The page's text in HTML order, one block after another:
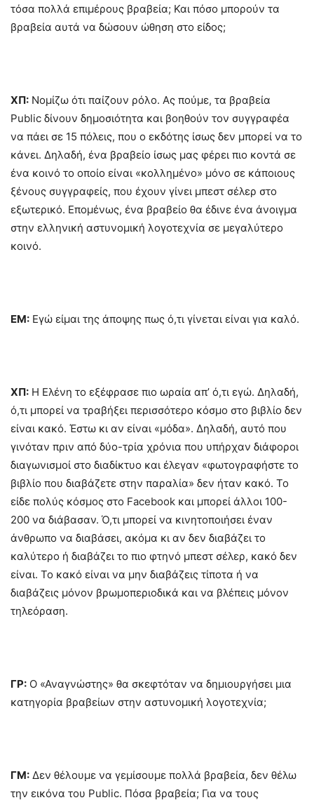
τόσα πολλά επιμέρους βραβεία; Και πόσο μπορούν τα
βραβεία αυτά να δώσουν ώθηση στο είδος;
ΧΠ: Νομίζω ότι παίζουν ρόλο. Ας πούμε, τα βραβεία
Public δίνουν δημοσιότητα και βοηθούν τον συγγραφέα
να πάει σε 15 πόλεις, που ο εκδότης ίσως δεν μπορεί να το
κάνει. Δηλαδή, ένα βραβείο ίσως μας φέρει πιο κοντά σε
ένα κοινό το οποίο είναι «κολλημένο» μόνο σε κάποιους
ξένους συγγραφείς, που έχουν γίνει μπεστ σέλερ στο
εξωτερικό. Επομένως, ένα βραβείο θα έδινε ένα άνοιγμα
στην ελληνική αστυνομική λογοτεχνία σε μεγαλύτερο
κοινό.
ΕΜ: Εγώ είμαι της άποψης πως ό,τι γίνεται είναι για καλό.
ΧΠ: Η Ελένη το εξέφρασε πιο ωραία απ’ ό,τι εγώ. Δηλαδή,
ό,τι μπορεί να τραβήξει περισσότερο κόσμο στο βιβλίο δεν
είναι κακό. Έστω κι αν είναι «μόδα». Δηλαδή, αυτό που
γινόταν πριν από δύο-τρία χρόνια που υπήρχαν διάφοροι
διαγωνισμοί στο διαδίκτυο και έλεγαν «φωτογραφήστε το
βιβλίο που διαβάζετε στην παραλία» δεν ήταν κακό. Το
είδε πολύς κόσμος στο Facebook και μπορεί άλλοι 100-
200 να διάβασαν. Ό,τι μπορεί να κινητοποιήσει έναν
άνθρωπο να διαβάσει, ακόμα κι αν δεν διαβάζει το
καλύτερο ή διαβάζει το πιο φτηνό μπεστ σέλερ, κακό δεν
είναι. Το κακό είναι να μην διαβάζεις τίποτα ή να
διαβάζεις μόνον βρωμοπεριοδικά και να βλέπεις μόνον
τηλεόραση.
ΓΡ: Ο «Αναγνώστης» θα σκεφτόταν να δημιουργήσει μια
κατηγορία βραβείων στην αστυνομική λογοτεχνία;
ΓΜ: Δεν θέλουμε να γεμίσουμε πολλά βραβεία, δεν θέλω
την εικόνα του Public. Πόσα βραβεία; Για να τους